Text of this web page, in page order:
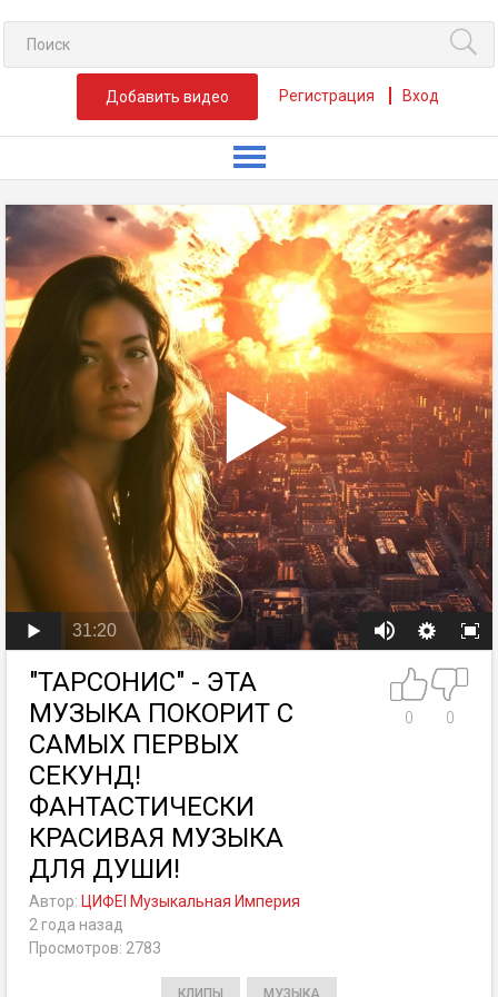
Добавить видео Регистрация Вход
31:20
"ТАРСОНИС" - ЭТА
МУЗЫКА ПОКОРИТ С
САМЫХ ПЕРВЫХ
СЕКУНД!
ФАНТАСТИЧЕСКИ
КРАСИВАЯ МУЗЫКА
ДЛЯ ДУШИ!
0 0
Автор: ЦИФЕI Музыкальная Империя
2 года назад
Просмотров: 2783
КЛИПЫ МУЗЫКА